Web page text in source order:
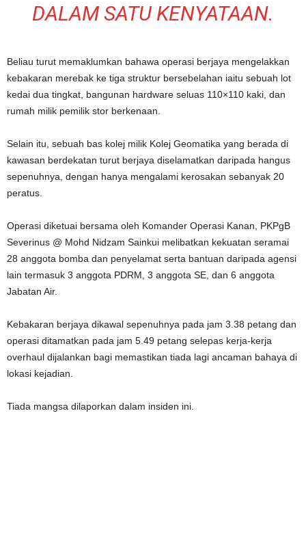
DALAM SATU KENYATAAN.
Beliau turut memaklumkan bahawa operasi berjaya mengelakkan
kebakaran merebak ke tiga struktur bersebelahan iaitu sebuah lot
kedai dua tingkat, bangunan hardware seluas 110×110 kaki, dan
rumah milik pemilik stor berkenaan.
Selain itu, sebuah bas kolej milik Kolej Geomatika yang berada di
kawasan berdekatan turut berjaya diselamatkan daripada hangus
sepenuhnya, dengan hanya mengalami kerosakan sebanyak 20
peratus.
Operasi diketuai bersama oleh Komander Operasi Kanan, PKPgB
Severinus @ Mohd Nidzam Sainkui melibatkan kekuatan seramai
28 anggota bomba dan penyelamat serta bantuan daripada agensi
lain termasuk 3 anggota PDRM, 3 anggota SE, dan 6 anggota
Jabatan Air.
Kebakaran berjaya dikawal sepenuhnya pada jam 3.38 petang dan
operasi ditamatkan pada jam 5.49 petang selepas kerja-kerja
overhaul dijalankan bagi memastikan tiada lagi ancaman bahaya di
lokasi kejadian.
Tiada mangsa dilaporkan dalam insiden ini.